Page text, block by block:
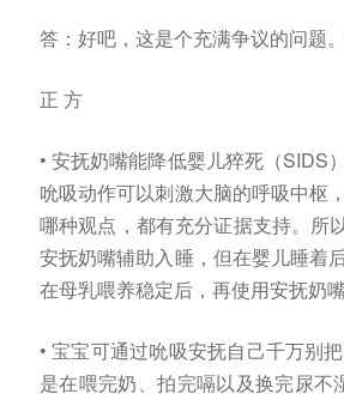
答：好吧，这是个充满争议的问题
正 方
• 安抚奶嘴能降低婴儿猝死（SIDS
吮吸动作可以刺激大脑的呼吸中枢
哪种观点，都有充分证据支持。所
安抚奶嘴辅助入睡，但在婴儿睡着
在母乳喂养稳定后，再使用安抚奶嘴
• 宝宝可通过吮吸安抚自己千万别
是在喂完奶、拍完嗝以及换完尿不